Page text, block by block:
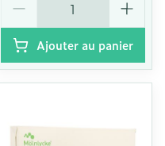
Ajouter au panier